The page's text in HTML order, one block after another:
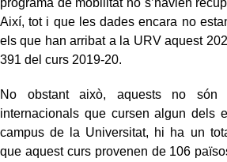
programa de mobilitat no s’havien
Així, tot i que les dades encara no
els que han arribat a la URV aquest
391 del curs 2019-20.
No obstant això, aquests no són
internacionals que cursen algun dels
campus de la Universitat, hi ha un
que aquest curs provenen de 106